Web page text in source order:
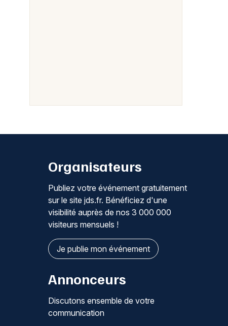
Organisateurs
Publiez votre événement gratuitement
sur le site jds.fr. Bénéficiez d'une
visibilité auprès de nos 3 000 000
visiteurs mensuels !
Je publie mon événement
Annonceurs
Discutons ensemble de votre
communication